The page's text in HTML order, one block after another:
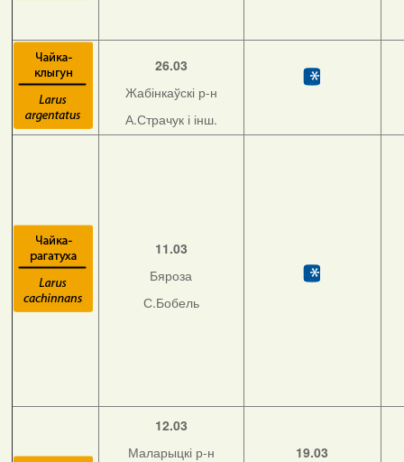
26.03
Жабінкаўскі р-н
А.Страчук і інш.
11.03
Бяроза
С.Бобель
12.03
Маларыцкі р-н
19.03